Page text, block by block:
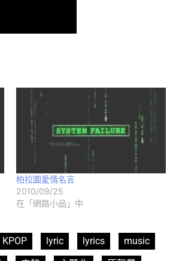
柏拉圖愛情名言
2010/09/25
在「網路小品」中
KPOP lyric lyrics
music